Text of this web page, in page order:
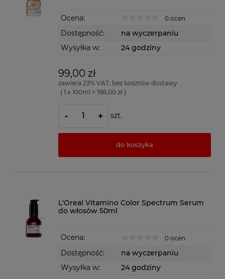
Ocena: 0 ocen
Dostępność:
na wyczerpaniu
Wysyłka w:
24 godziny
99,00 zł
zawiera 23% VAT, bez kosztów dostawy
( 1 x 100ml = 198,00 zł )
- + szt.
do koszyka
L'Oreal Vitamino Color Spectrum Serum
do włosów 50ml
Ocena: 0 ocen
Dostępność:
na wyczerpaniu
Wysyłka w:
24 godziny